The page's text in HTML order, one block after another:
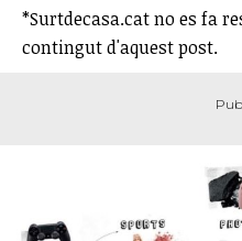
*Surtdecasa.cat no es fa
contingut d'aquest post.